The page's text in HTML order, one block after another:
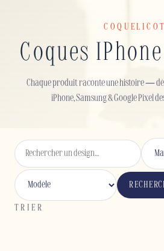
COQUELICOT
Coques
Chaque produit raconte une histoire —
iPhone, Samsung & Google Pixel
TRIER